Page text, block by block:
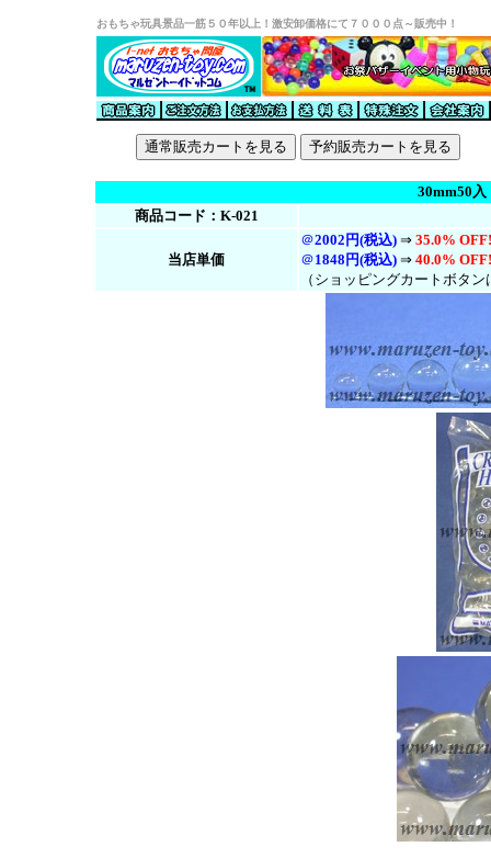
おもちゃ玩具景品一筋５０年以上！激安卸価格にて７０００点～販売中！
30mm50入
商品コード：K-021
当店単価
＠2002円(税込) ⇒ 35.0% OFF!
＠1848円(税込) ⇒ 40.0% OFF!
（ショッピングカートボタ